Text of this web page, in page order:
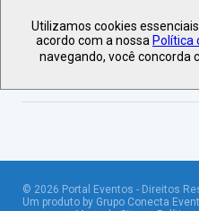
corporativas
© 2026 Portal Eventos - Direitos
Um produto by Grupo Conecta
Utilizamos cookies
acordo com a nossa Política
navegando, você concorda